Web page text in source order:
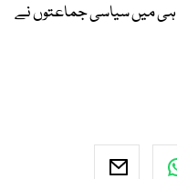
ہی میں سیاسی جماعتوں نے